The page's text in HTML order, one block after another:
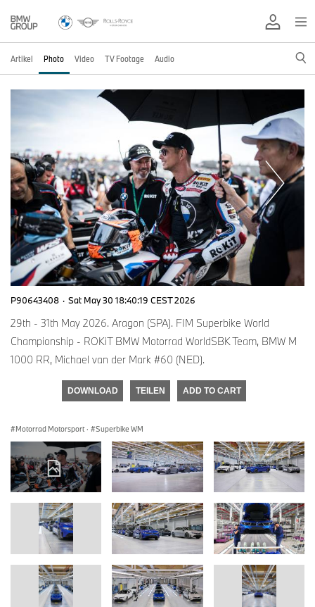
Artikel Photo Video TV Footage Audio
P90643408 · Sat May 30 18:40:19 CEST 2026
29th - 31th May 2026. Aragon (SPA). FIM Superbike World
Championship - ROKiT BMW Motorrad WorldSBK Team, BMW M
1000 RR, Michael van der Mark #60 (NED).
DOWNLOAD TEILEN ADD TO CART
Motorrad Motorsport · Superbike WM